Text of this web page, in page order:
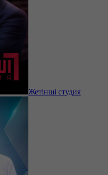
Жетінші студия